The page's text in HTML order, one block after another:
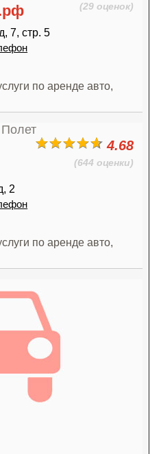
(29 оценок)
7, стр. 5
по аренде авто,
4.68
(644 оценки)
2
по аренде авто,